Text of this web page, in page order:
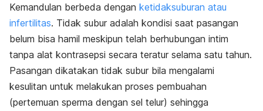
Kemandulan berbeda dengan ketidaksuburan atau
infertilitas. Tidak subur adalah kondisi saat pasangan
belum bisa hamil meskipun telah berhubungan intim
tanpa alat kontrasepsi secara teratur selama satu tahun.
Pasangan dikatakan tidak subur bila mengalami
kesulitan untuk melakukan proses pembuahan
(pertemuan sperma dengan sel telur) sehingga